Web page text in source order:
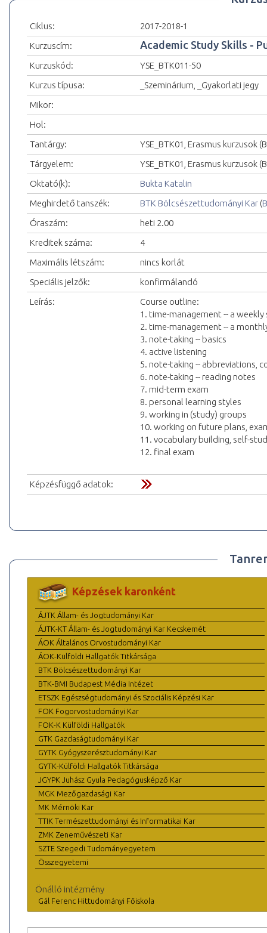
Ciklus:
2017-2018-1
Kurzuscím:
Academic Study Skills -
Kurzuskód:
YSE_BTK011-50
Kurzus típusa:
_Szeminárium, _Gyakorlati jegy
Mikor:
Hol:
Tantárgy:
YSE_BTK01, Erasmus kurzusok
Tárgyelem:
YSE_BTK01, Erasmus kurzusok
Oktató(k):
Bukta Katalin
Meghirdető tanszék:
BTK Bölcsészettudományi Kar (
Óraszám:
heti 2.00
Kreditek száma:
4
Maximális létszám:
nincs korlát
Speciális jelzők:
konfirmálandó
Leírás:
Course outline:
1. time-management -- a weekly
2. time-management -- a
3. note-taking -- basics
4. active listening
5. note-taking -- abbreviations,
6. note-taking -- reading notes
7. mid-term exam
8. personal learning styles
9. working in (study) groups
10. working on future plans,
11. vocabulary building, self-
12. final exam
Képzésfüggő adatok:
Képzések karonként
ÁJTK Állam- és Jogtudományi Kar
ÁJTK-KT Állam- és Jogtudományi Kar Kecskemét
ÁOK Általános Orvostudományi Kar
ÁOK-Külföldi Hallgatók Titkársága
BTK Bölcsészettudományi Kar
BTK-BMI Budapest Média Intézet
ETSZK Egészségtudományi és Szociális Képzési Kar
FOK Fogorvostudományi Kar
FOK-K Külföldi Hallgatók
GTK Gazdaságtudományi Kar
GYTK Gyógyszerésztudományi Kar
GYTK-Külföldi Hallgatók Titkársága
JGYPK Juhász Gyula Pedagógusképző Kar
MGK Mezőgazdasági Kar
MK Mérnöki Kar
TTIK Természettudományi és Informatikai Kar
ZMK Zeneművészeti Kar
SZTE Szegedi Tudományegyetem
Összegyetemi
Önálló intézmény
Gál Ferenc Hittudományi Főiskola